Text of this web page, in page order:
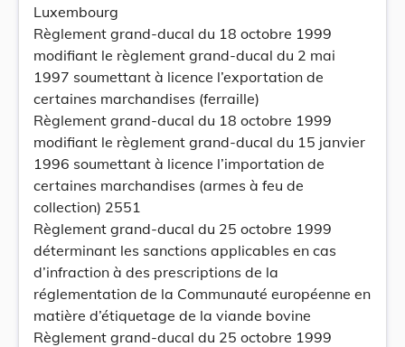
Luxembourg
Règlement grand-ducal du 18 octobre 1999
modifiant le règlement grand-ducal du 2 mai
1997 soumettant à licence l’exportation de
certaines marchandises (ferraille)
Règlement grand-ducal du 18 octobre 1999
modifiant le règlement grand-ducal du 15 janvier
1996 soumettant à licence l’importation de
certaines marchandises (armes à feu de
collection) 2551
Règlement grand-ducal du 25 octobre 1999
déterminant les sanctions applicables en cas
d’infraction à des prescriptions de la
réglementation de la Communauté européenne en
matière d’étiquetage de la viande bovine
Règlement grand-ducal du 25 octobre 1999